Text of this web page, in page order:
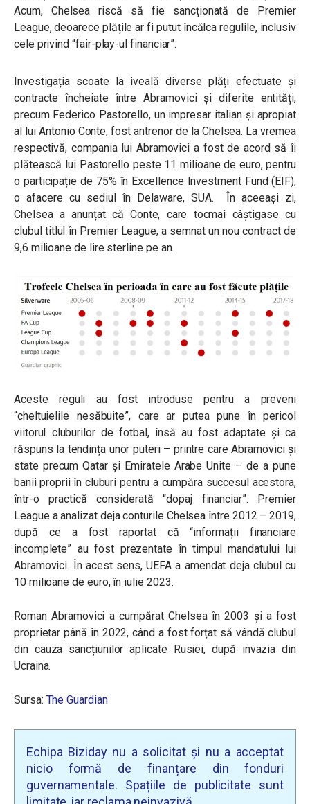
Acum, Chelsea riscă să fie sancționată de Premier
League, deoarece plățile ar fi putut încălca regulile, inclusiv
cele privind “fair-play-ul financiar”.
Investigația scoate la iveală diverse plăți efectuate și
contracte încheiate între Abramovici și diferite entități,
precum Federico Pastorello, un impresar italian și apropiat
al lui Antonio Conte, fost antrenor de la Chelsea. La vremea
respectivă, compania lui Abramovici a fost de acord să îi
plătească lui Pastorello peste 11 milioane de euro, pentru
o participație de 75% în Excellence Investment Fund (EIF),
o afacere cu sediul în Delaware, SUA. În aceeași zi,
Chelsea a anunțat că Conte, care tocmai câștigase cu
clubul titlul în Premier League, a semnat un nou contract de
9,6 milioane de lire sterline pe an.
Aceste reguli au fost introduse pentru a preveni
“cheltuielile nesăbuite”, care ar putea pune în pericol
viitorul cluburilor de fotbal, însă au fost adaptate și ca
răspuns la tendința unor puteri – printre care Abramovici și
state precum Qatar și Emiratele Arabe Unite – de a pune
banii proprii în cluburi pentru a cumpăra succesul acestora,
într-o practică considerată “dopaj financiar”. Premier
League a analizat deja conturile Chelsea între 2012 – 2019,
după ce a fost raportat că “informații financiare
incomplete” au fost prezentate în timpul mandatului lui
Abramovici. În acest sens, UEFA a amendat deja clubul cu
10 milioane de euro, în iulie 2023.
Roman Abramovici a cumpărat Chelsea în 2003 și a fost
proprietar până în 2022, când a fost forțat să vândă clubul
din cauza sancțiunilor aplicate Rusiei, după invazia din
Ucraina.
Sursa: The Guardian
Echipa Biziday nu a solicitat și nu a acceptat
nicio formă de finanțare din fonduri
guvernamentale. Spațiile de publicitate sunt